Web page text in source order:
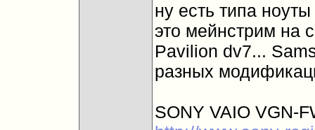
ну есть типа
это мейнстрим на
Pavilion dv7...
разных
SONY VAIO VGN-